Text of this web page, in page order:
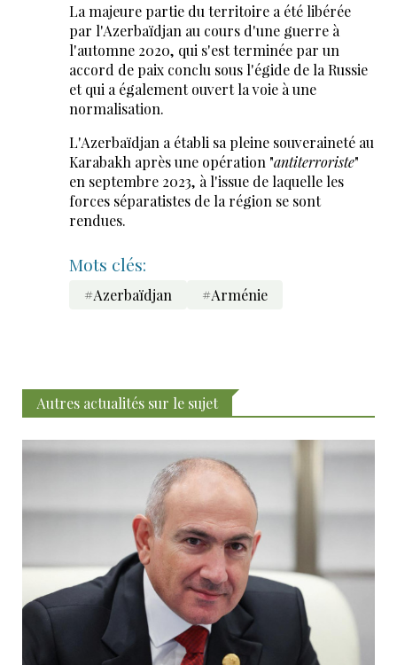
La majeure partie du territoire a été libérée
par l'Azerbaïdjan au cours d'une guerre à
l'automne 2020, qui s'est terminée par un
accord de paix conclu sous l'égide de la Russie
et qui a également ouvert la voie à une
normalisation.
L'Azerbaïdjan a établi sa pleine souveraineté au
Karabakh après une opération "antiterroriste"
en septembre 2023, à l'issue de laquelle les
forces séparatistes de la région se sont
rendues.
Mots clés:
#Azerbaïdjan #Arménie
Autres actualités sur le sujet